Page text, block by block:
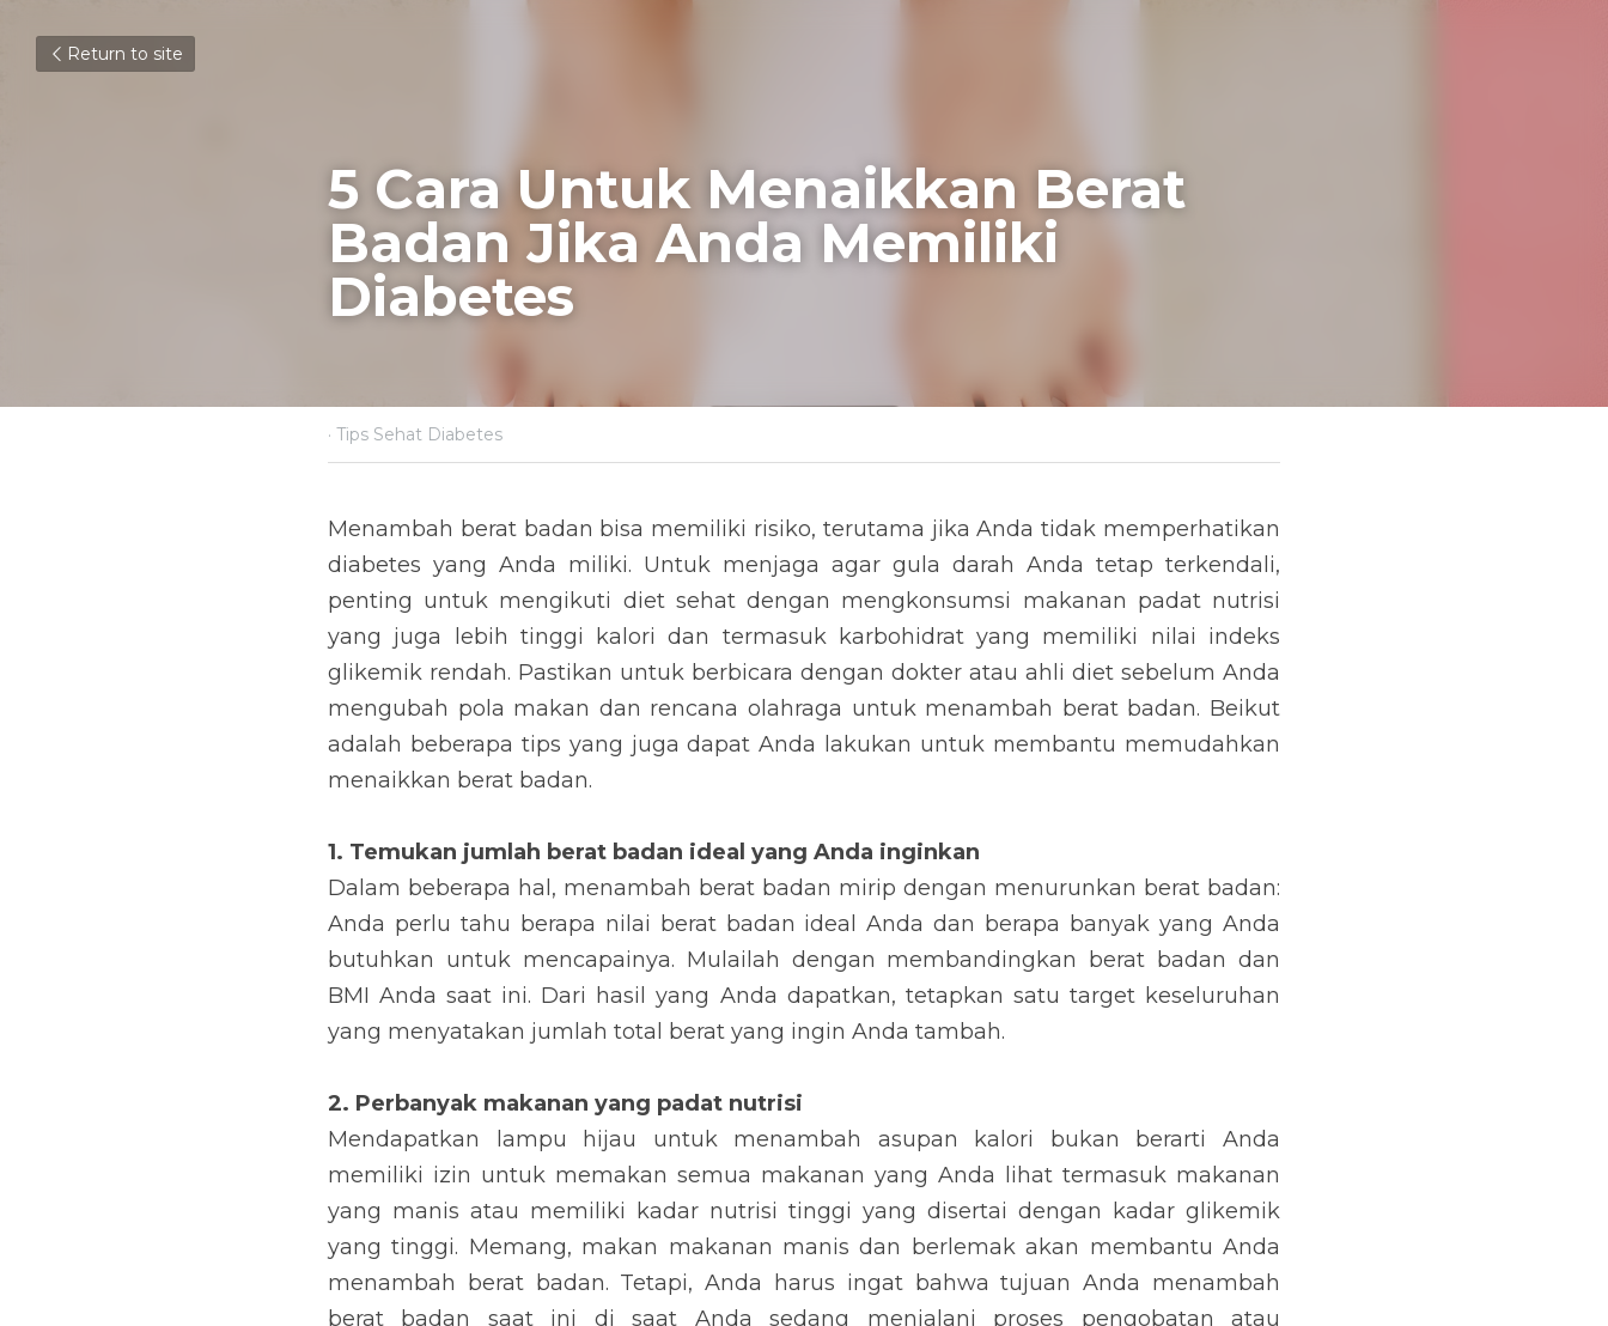
Return to site
5 Cara Untuk Menaikkan Berat
Badan Jika Anda Memiliki Diabetes
November 25, 2020·Tips Sehat Diabetes
Menambah berat badan bisa memiliki risiko, terutama jika Anda tidak memperhatikan diabetes yang
Anda miliki. Untuk menjaga agar gula darah Anda tetap terkendali, penting untuk mengikuti diet
sehat dengan mengkonsumsi makanan padat nutrisi yang juga lebih tinggi kalori dan termasuk
karbohidrat yang memiliki nilai indeks glikemik rendah. Pastikan untuk berbicara dengan dokter
atau ahli diet sebelum Anda mengubah pola makan dan rencana olahraga untuk menambah berat
badan. Beikut adalah beberapa tips yang juga dapat Anda lakukan untuk membantu memudahkan
menaikkan berat badan.
Dalam beberapa hal, menambah berat badan mirip dengan menurunkan berat badan: Anda perlu
tahu berapa nilai berat badan ideal Anda dan berapa banyak yang Anda butuhkan untuk
mencapainya. Mulailah dengan membandingkan berat badan dan BMI Anda saat ini. Dari hasil
yang Anda dapatkan, tetapkan satu target keseluruhan yang menyatakan jumlah total berat yang
ingin Anda tambah.
Mendapatkan lampu hijau untuk menambah asupan kalori bukan berarti Anda memiliki izin untuk
memakan semua makanan yang Anda lihat termasuk makanan yang manis atau memiliki kadar
nutrisi tinggi yang disertai dengan kadar glikemik yang tinggi. Memang, makan makanan manis dan
berlemak akan membantu Anda menambah berat badan. Tetapi, Anda harus ingat bahwa tujuan
Anda menambah berat badan saat ini di saat Anda sedang menjalani proses pengobatan atau
pencegahan diabetes.